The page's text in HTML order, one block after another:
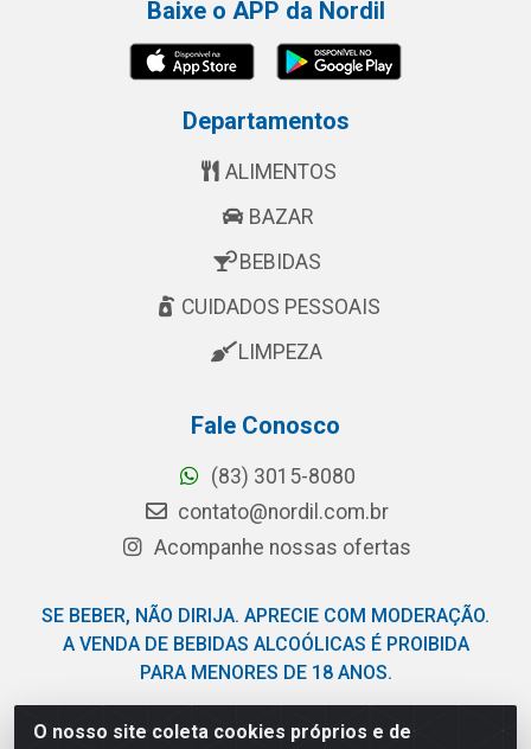
O nosso site coleta cookies próprios e de
Baixe o APP da Nordil
Departamentos
ALIMENTOS
BAZAR
BEBIDAS
CUIDADOS PESSOAIS
LIMPEZA
Fale Conosco
(83) 3015-8080
contato@nordil.com.br
Acompanhe nossas ofertas
SE BEBER, NÃO DIRIJA. APRECIE COM MODERAÇÃO.
A VENDA DE BEBIDAS ALCOÓLICAS É PROIBIDA
PARA MENORES DE 18 ANOS.